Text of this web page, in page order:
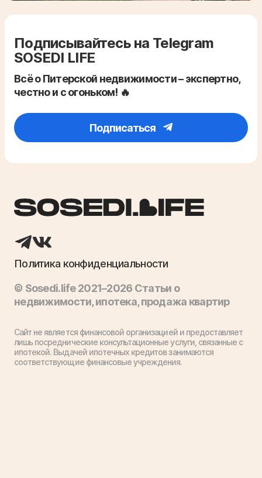
Подписывайтесь на Telegram
SOSEDI LIFE
Всё о Питерской недвижимости – экспертно,
честно и с огоньком! 🔥
Подписаться
Политика конфиденциальности
© Sosedi.life 2021–2026 Статьи о
недвижимости, ипотека, продажа квартир
Сайт не является финансовой организацией и предоставляет
лишь посреднические консультационные услуги, связанные с
ипотекой. Выдачей ипотечных кредитов занимаются
соответствующие финансовые учреждения.